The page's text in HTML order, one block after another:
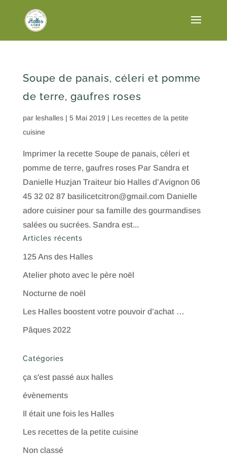
Soupe de panais, céleri et pomme
de terre, gaufres roses
par leshalles| 5 Mai 2019 | Les recettes de la petite
cuisine
Imprimer la recette Soupe de panais, céleri et
pomme de terre, gaufres roses Par Sandra et
Danielle Huzjan Traiteur bio Halles d’Avignon 06
45 32 02 87 basilicetcitron@gmail.com Danielle
adore cuisiner pour sa famille des gourmandises
salées ou sucrées. Sandra est...
Articles récents
125 Ans des Halles
Atelier photo avec le père noël
Nocturne de noël
Les Halles boostent votre pouvoir d’achat …
Pâques 2022
Catégories
ça s'est passé aux halles
évènements
Il était une fois les Halles
Les recettes de la petite cuisine
Non classé